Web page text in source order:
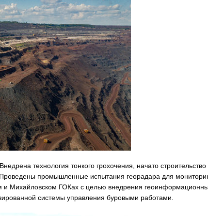
технология тонкого грохочения, начато строительство
промышленные испытания георадара для
и Михайловском ГОКах с целью внедрения
системы управления буровыми работами.